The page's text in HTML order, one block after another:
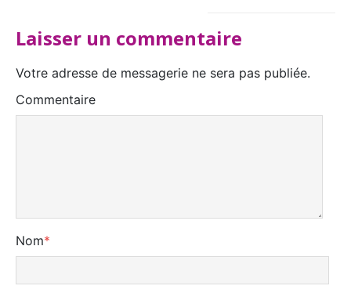
Laisser un commentaire
Votre adresse de messagerie ne sera pas publiée.
Commentaire
Nom*